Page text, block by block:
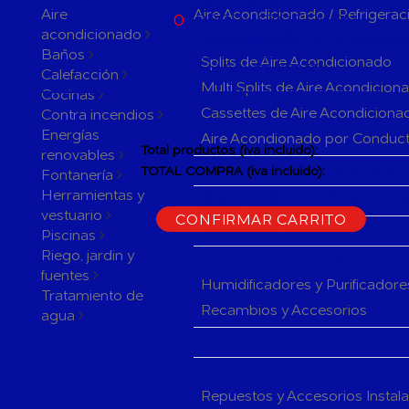
Aire
acondicionado
Baños
Calefacción
Cocinas
Contra incendios
Energías
renovables
Fontanería
Herramientas y
vestuario
Piscinas
Riego, jardin y
fuentes
Tratamiento de
agua
Aire Acondicionado /
Splits de Aire Acondicionado
Multi Splits de Aire
Cassettes de Aire
Aire Acondionado por
Herramientas y accesorios de
Sistemas de Regulación de
Humidificadores y
Recambios y Accesorios
Repuestos y Accesorios
0 PRODUCTOS EN SU
ACTUALMENTE 1 PRODUCTO
EN SU CARRITO.
Total productos (iva incluido):
TOTAL COMPRA (iva incluido):
CONFIRMAR CARRITO